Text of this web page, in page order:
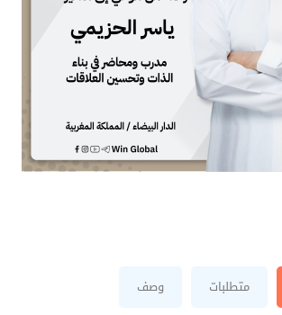
متطلبات وصف